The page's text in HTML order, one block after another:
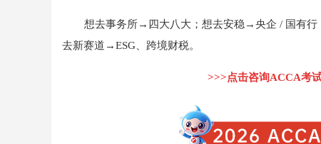
想去事务所→四大八大；想去安稳→央企 / 国有
去新赛道→ESG、跨境财税。
>>>点击咨询ACCA考